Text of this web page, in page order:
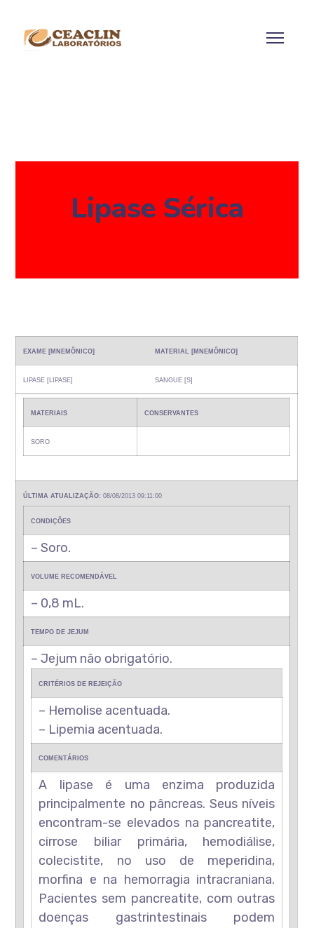
Lipase Sérica
EXAME [MNEMÔNICO] MATERIAL [MNEMÔNICO]
LIPASE [LIPASE] SANGUE [S]
MATERIAIS CONSERVANTES
SORO
ÚLTIMA ATUALIZAÇÃO: 08/08/2013 09:11:00
CONDIÇÕES
– Soro.
VOLUME RECOMENDÁVEL
– 0,8 mL.
TEMPO DE JEJUM
– Jejum não obrigatório.
CRITÉRIOS DE REJEIÇÃO
– Hemolise acentuada.
– Lipemia acentuada.
COMENTÁRIOS
A lipase é uma enzima produzida
principalmente no pâncreas. Seus níveis
encontram-se elevados na pancreatite,
cirrose biliar primária, hemodiálise,
colecistite, no uso de meperidina,
morfina e na hemorragia intracraniana.
Pacientes sem pancreatite, com outras
doenças gastrintestinais podem